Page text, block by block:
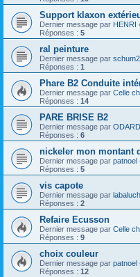
Support klaxon
Dernier message par HENRI
Réponses : 5
ral peinture
Dernier message par
Réponses : 1
Phare B2 Conduite
Dernier message par Celle
Réponses : 14
PARE BRISE B2
Dernier message par ODARD
Réponses : 6
nickeler mon montant
Dernier message par patnoel
Réponses : 5
vis capote
Dernier message par
Réponses : 2
Refaire Ecusson
Dernier message par Celle
Réponses : 9
choix couleur
Dernier message par patnoel
Réponses : 12